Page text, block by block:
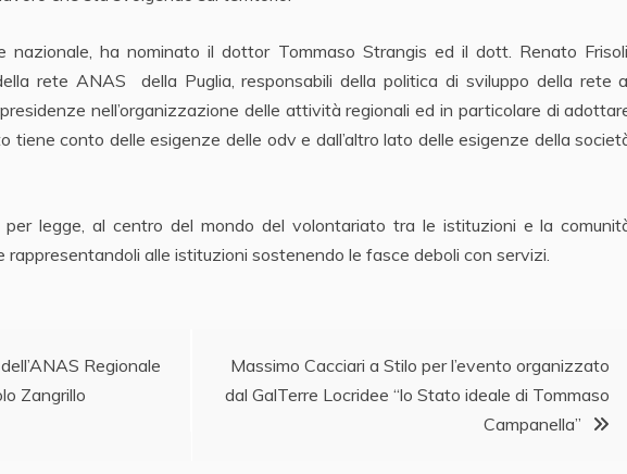
ha nominato il dottor Tommaso Strangis ed il dott. Renato Frisoli,
rete ANAS della Puglia, responsabili della politica di sviluppo della rete
nell’organizzazione delle attività regionali ed in particolare di
tiene conto delle esigenze delle odv e dall’altro lato delle esigenze della
legge, al centro del mondo del volontariato tra le istituzioni e la
rappresentandoli alle istituzioni sostenendo le fasce deboli con servizi.
Regionale
Zangrillo
Massimo Cacciari a Stilo per l’evento organizzato
dal GalTerre Locridee “lo Stato ideale di Tommaso
Campanella”